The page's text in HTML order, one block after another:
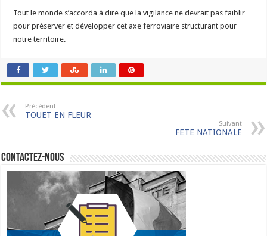
Tout le monde s’accorda à dire que la vigilance ne devrait pas faiblir
pour préserver et développer cet axe ferroviaire structurant pour
notre territoire.
Précédent
TOUET EN FLEUR
Suivant
FETE NATIONALE
Contactez-nous